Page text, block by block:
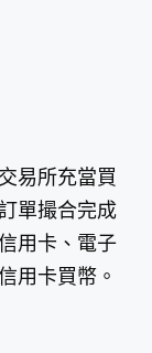
易所充當買
單撮合完成
用卡、電子
用卡買幣。